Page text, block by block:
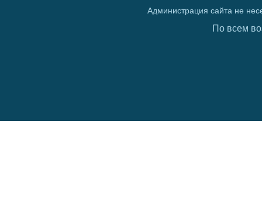
Администрация сайта не
По всем